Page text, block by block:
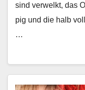
sind ver­welkt, das
pig und die halb
…